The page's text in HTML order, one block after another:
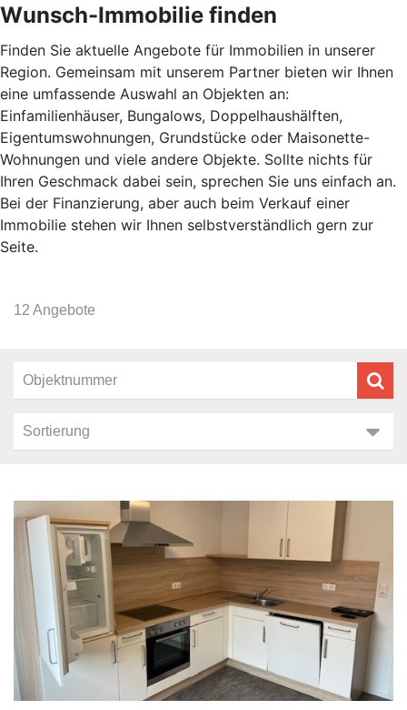
Wunsch-Immobilie finden
Finden Sie aktuelle Angebote für Immobilien in unserer
Region. Gemeinsam mit unserem Partner bieten wir Ihnen
eine umfassende Auswahl an Objekten an:
Einfamilienhäuser, Bungalows, Doppelhaushälften,
Eigentumswohnungen, Grundstücke oder Maisonette-
Wohnungen und viele andere Objekte. Sollte nichts für
Ihren Geschmack dabei sein, sprechen Sie uns einfach an.
Bei der Finanzierung, aber auch beim Verkauf einer
Immobilie stehen wir Ihnen selbstverständlich gern zur
Seite.